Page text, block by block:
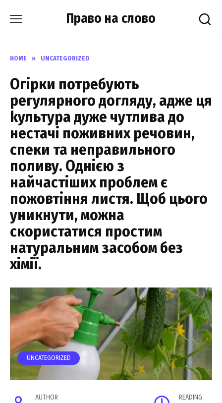
Право на слово
HOME » UNCATEGORIZED
Огірки потребують
регулярного догляду, адже ця
kультура дуже чутлива до
нестачі поживних речовин,
спеки та неправильного
поливу. Однією з
найчастіших проблем є
пожовтіння листя. Щоб цього
уникнути, можна
скористатися простим
натуральним засобом без
хімії.
UNCATEGORIZED
AUTHOR READING